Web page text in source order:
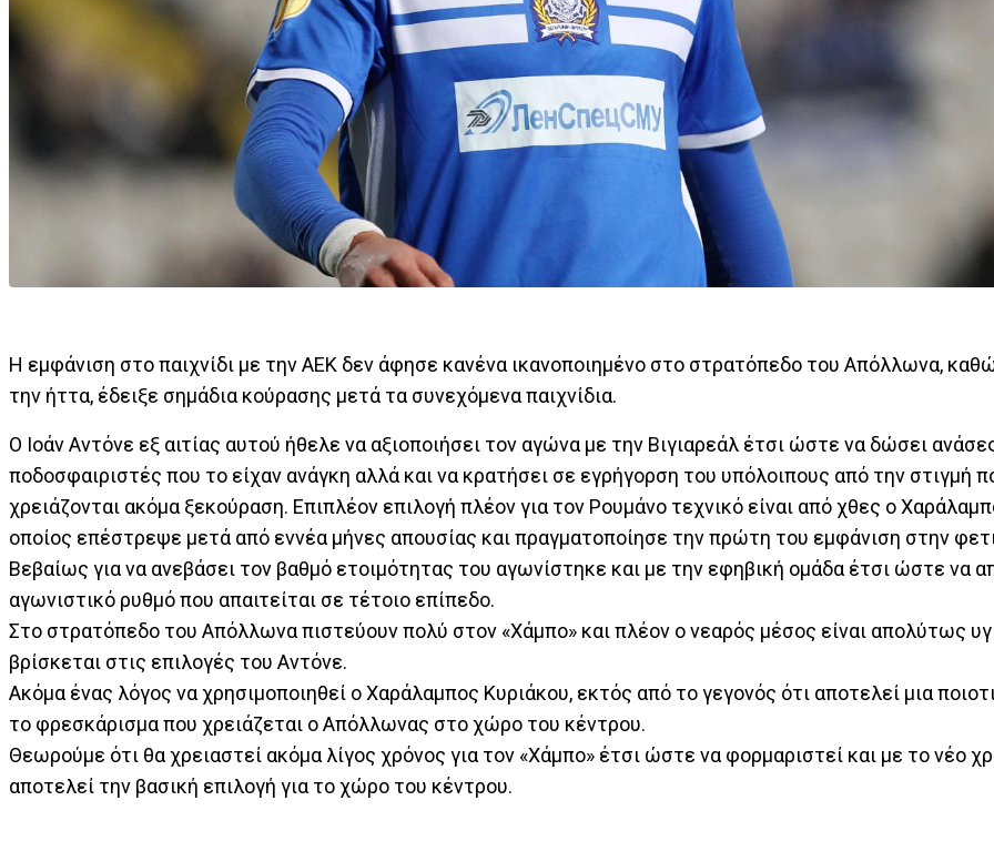
Η εμφάνιση στο παιχνίδι με την ΑΕΚ δεν άφησε κανένα ικανοποιημένο στο στρατόπεδο του Απόλλωνα,
την ήττα, έδειξε σημάδια κούρασης μετά τα συνεχόμενα παιχνίδια.
Ο Ιοάν Αντόνε εξ αιτίας αυτού ήθελε να αξιοποιήσει τον αγώνα με την Βιγιαρεάλ έτσι ώστε να δώσει
ποδοσφαιριστές που το είχαν ανάγκη αλλά και να κρατήσει σε εγρήγορση του υπόλοιπους από την στιγμή
χρειάζονται ακόμα ξεκούραση. Επιπλέον επιλογή πλέον για τον Ρουμάνο τεχνικό είναι από χθες ο
οποίος επέστρεψε μετά από εννέα μήνες απουσίας και πραγματοποίησε την πρώτη του εμφάνιση στην
Βεβαίως για να ανεβάσει τον βαθμό ετοιμότητας του αγωνίστηκε και με την εφηβική ομάδα έτσι ώστε να
αγωνιστικό ρυθμό που απαιτείται σε τέτοιο επίπεδο.
Στο στρατόπεδο του Απόλλωνα πιστεύουν πολύ στον «Χάμπο» και πλέον ο νεαρός μέσος είναι απολύτως
βρίσκεται στις επιλογές του Αντόνε.
Ακόμα ένας λόγος να χρησιμοποιηθεί ο Χαράλαμπος Κυριάκου, εκτός από το γεγονός ότι αποτελεί μια
το φρεσκάρισμα που χρειάζεται ο Απόλλωνας στο χώρο του κέντρου.
Θεωρούμε ότι θα χρειαστεί ακόμα λίγος χρόνος για τον «Χάμπο» έτσι ώστε να φορμαριστεί και με το νέο
αποτελεί την βασική επιλογή για το χώρο του κέντρου.